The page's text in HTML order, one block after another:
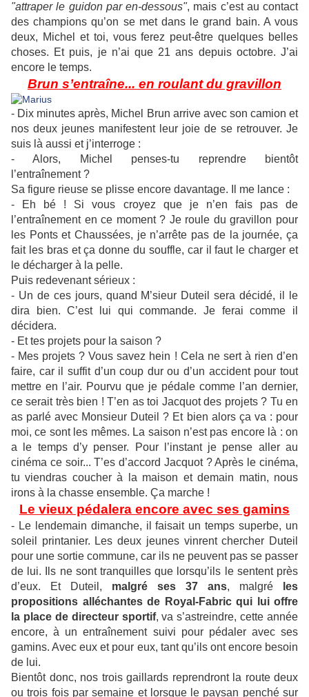
"attraper le guidon par en-dessous", mais c’est au contact
des champions qu’on se met dans le grand bain. A vous
deux, Michel et toi, vous ferez peut-être quelques belles
choses. Et puis, je n’ai que 21 ans depuis octobre. J’ai
encore le temps.
Brun s’entraîne... en roulant du gravillon
- Dix minutes après, Michel Brun arrive avec son camion et
nos deux jeunes manifestent leur joie de se retrouver. Je
suis là aussi et j’interroge :
- Alors, Michel penses-tu reprendre bientôt
l’entraînement ?
Sa figure rieuse se plisse encore davantage. Il me lance :
- Eh bé ! Si vous croyez que je n’en fais pas de
l’entraînement en ce moment ? Je roule du gravillon pour
les Ponts et Chaussées, je n’arrête pas de la journée, ça
fait les bras et ça donne du souffle, car il faut le charger et
le décharger à la pelle.
Puis redevenant sérieux :
- Un de ces jours, quand M’sieur Duteil sera décidé, il le
dira bien. C’est lui qui commande. Je ferai comme il
décidera.
- Et tes projets pour la saison ?
- Mes projets ? Vous savez hein ! Cela ne sert à rien d’en
faire, car il suffit d’un coup dur ou d’un accident pour tout
mettre en l’air. Pourvu que je pédale comme l’an dernier,
ce serait très bien ! T’en as toi Jacquot des projets ? Tu en
as parlé avec Monsieur Duteil ? Et bien alors ça va : pour
moi, ce sont les mêmes. La saison n’est pas encore là : on
a le temps d’y penser. Pour l’instant je pense aller au
cinéma ce soir... T’es d’accord Jacquot ? Après le cinéma,
tu viendras coucher à la maison et demain matin, nous
irons à la chasse ensemble. Ça marche !
Le vieux pédalera encore avec ses gamins
- Le lendemain dimanche, il faisait un temps superbe, un
soleil printanier. Les deux jeunes vinrent chercher Duteil
pour une sortie commune, car ils ne peuvent pas se passer
de lui. Ils ne sont tranquilles que lorsqu’ils le sentent près
d’eux. Et Duteil, malgré ses 37 ans, malgré
les
propositions alléchantes de Royal-Fabric qui lui offre
la place de directeur sportif, va s’astreindre, cette année
encore, à un entraînement suivi pour pédaler avec ses
gamins. Avec eux et pour eux, tant qu’ils ont encore besoin
de lui.
Bientôt donc, nos trois gaillards reprendront la route deux
ou trois fois par semaine et lorsque le paysan penché sur